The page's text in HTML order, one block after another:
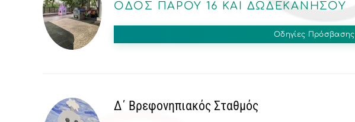
ΟΔΌΣ ΠΆΡΟΥ 16 ΚΑΙ ΔΩΔΕΚΑΝΉΣΟΥ
Οδηγίες Πρόσβασης
Δ΄ Βρεφονηπιακός Σταθμός